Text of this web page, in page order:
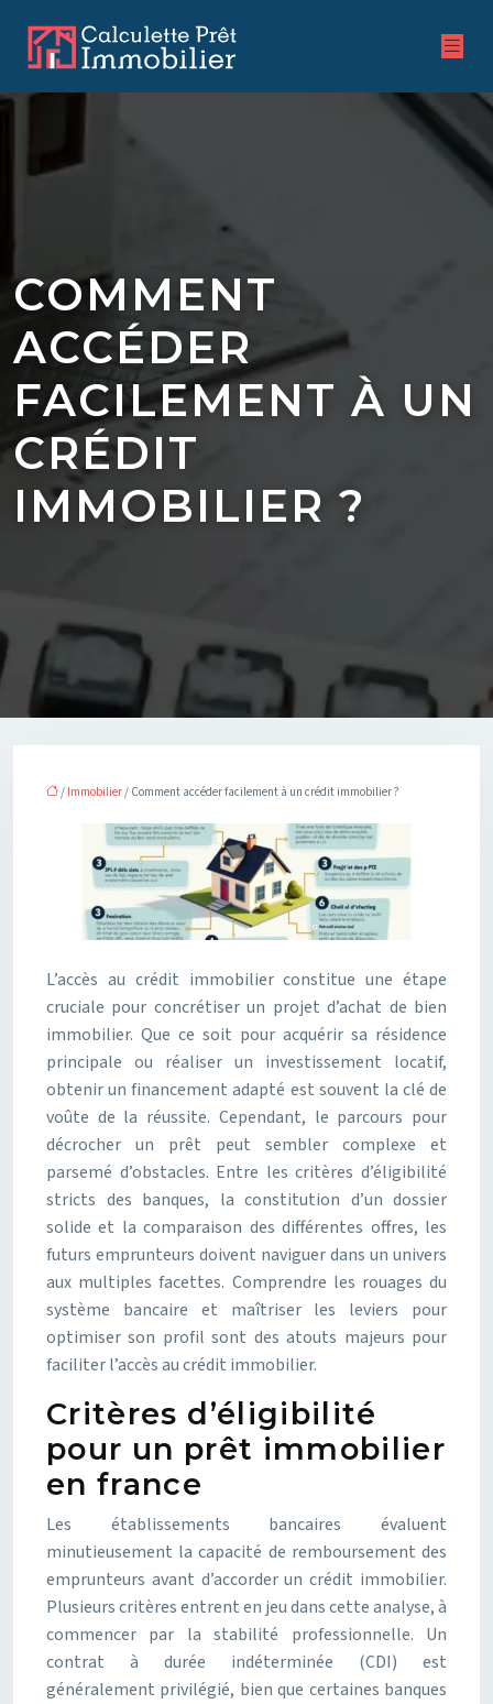
COMMENT
ACCÉDER
FACILEMENT À UN
CRÉDIT
IMMOBILIER ?
/ Immobilier/ Comment accéder facilement à un crédit immobilier ?
L’accès au crédit immobilier constitue une étape
cruciale pour concrétiser un projet d’achat de bien
immobilier. Que ce soit pour acquérir sa résidence
principale ou réaliser un investissement locatif,
obtenir un financement adapté est souvent la clé de
voûte de la réussite. Cependant, le parcours pour
décrocher un prêt peut sembler complexe et
parsemé d’obstacles. Entre les critères d’éligibilité
stricts des banques, la constitution d’un dossier
solide et la comparaison des différentes offres, les
futurs emprunteurs doivent naviguer dans un univers
aux multiples facettes. Comprendre les rouages du
système bancaire et maîtriser les leviers pour
optimiser son profil sont des atouts majeurs pour
faciliter l’accès au crédit immobilier.
Critères d’éligibilité
pour un prêt immobilier
en france
Les établissements bancaires évaluent
minutieusement la capacité de remboursement des
emprunteurs avant d’accorder un crédit immobilier.
Plusieurs critères entrent en jeu dans cette analyse, à
commencer par la stabilité professionnelle. Un
contrat à durée indéterminée (CDI) est
généralement privilégié, bien que certaines banques